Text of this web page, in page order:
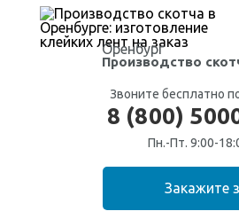
Оренбург
Производство
Звоните бесплатно
8 (800)
Пн.-Пт. 9:00-